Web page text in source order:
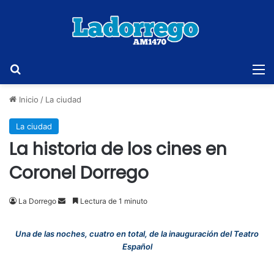
Inicio / La ciudad
La ciudad
La historia de los cines en
Coronel Dorrego
La Dorrego
Send
email
Lectura de 1 minuto
Una de las noches, cuatro en total, de la inauguración del Teatro
Español